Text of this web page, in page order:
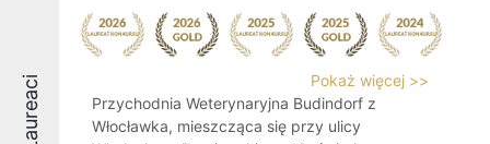
Laureaci
Pokaż więcej >>
Przychodnia Weterynaryjna Budindorf z
Włocławka, mieszcząca się przy ulicy